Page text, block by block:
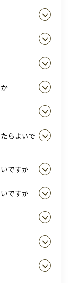
らよいで
ですか
ですか